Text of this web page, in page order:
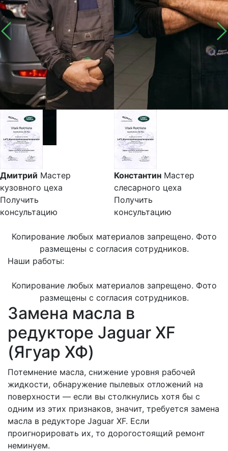
Дмитрий Мастер
кузовного цеха
Получить
консультацию
Константин Мастер
слесарного цеха
Получить
консультацию
Копирование любых материалов запрещено. Фото
размещены с согласия сотрудников.
Наши работы:
Копирование любых материалов запрещено. Фото
размещены с согласия сотрудников.
Замена масла в
редукторе Jaguar XF
(Ягуар ХФ)
Потемнение масла, снижение уровня рабочей
жидкости, обнаружение пылевых отложений на
поверхности — если вы столкнулись хотя бы с
одним из этих признаков, значит, требуется замена
масла в редукторе Jaguar XF. Если
проигнорировать их, то дорогостоящий ремонт
неминуем.